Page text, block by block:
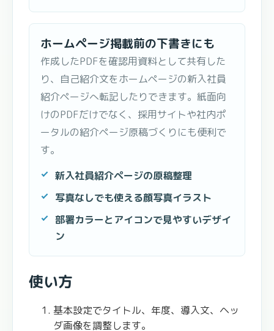
ホームページ掲載前の下書きにも
作成したPDFを確認用資料として共有した
り、自己紹介文をホームページの新入社員
紹介ページへ転記したりできます。紙面向
けのPDFだけでなく、採用サイトや社内ポ
ータルの紹介ページ原稿づくりにも便利で
す。
新入社員紹介ページの原稿整理
写真なしでも使える顔写真イラスト
部署カラーとアイコンで見やすいデザイ
ン
使い方
基本設定でタイトル、年度、導入文、ヘッ
ダ画像を調整します。